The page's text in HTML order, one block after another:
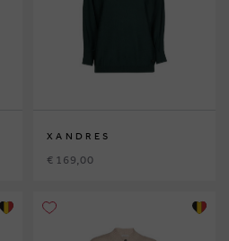
XANDRES
€ 169,00